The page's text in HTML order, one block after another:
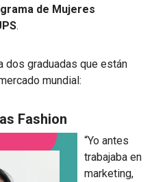
de Mujeres
.
dos graduadas que están
mundial:
Fashion
“Yo antes
trabajaba en
marketing,